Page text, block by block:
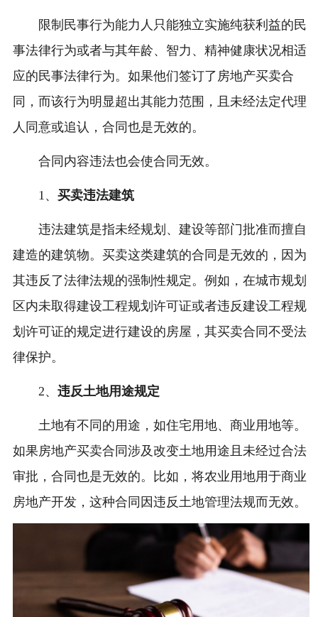
限制民事行为能力人只能独立实施纯获利益的民
事法律行为或者与其年龄、智力、精神健康状况相适
应的民事法律行为。如果他们签订了房地产买卖合
同，而该行为明显超出其能力范围，且未经法定代理
人同意或追认，合同也是无效的。
合同内容违法也会使合同无效。
1、 买卖违法建筑
违法建筑是指未经规划、建设等部门批准而擅自
建造的建筑物。买卖这类建筑的合同是无效的，因为
其违反了法律法规的强制性规定。例如，在城市规划
区内未取得建设工程规划许可证或者违反建设工程规
划许可证的规定进行建设的房屋，其买卖合同不受法
律保护。
2、 违反土地用途规定
土地有不同的用途，如住宅用地、商业用地等。
如果房地产买卖合同涉及改变土地用途且未经过合法
审批，合同也是无效的。比如，将农业用地用于商业
房地产开发，这种合同因违反土地管理法规而无效。